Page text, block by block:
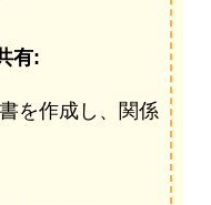
有:
を作成し、関係